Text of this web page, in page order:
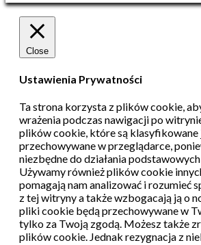
Close
Ustawienia Prywatności
Ta strona korzysta z plików cookie,
wrażenia podczas nawigacji po
plików cookie, które są klasyfikowane
przechowywane w przeglądarce,
niezbędne do działania
Używamy również plików cookie
pomagają nam analizować i rozumieć
z tej witryny a także wzbogacają ją o
pliki cookie będą przechowywane w
tylko za Twoją zgodą. Możesz także
plików cookie. Jednak rezygnacja z